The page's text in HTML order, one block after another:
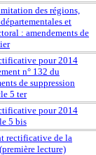
des régions,
et
: amendements de
pour 2014
n° 132 du
de suppression
5 ter
pour 2014
5 bis
rectificative de la
lecture)